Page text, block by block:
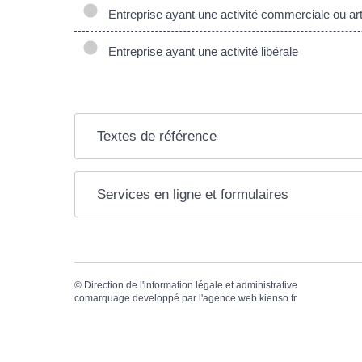
Entreprise ayant une activité commerciale ou
Entreprise ayant une activité libérale
Textes de référence
Services en ligne et formulaires
© Direction de l'information légale et administrative
comarquage developpé par l'agence web kienso.fr